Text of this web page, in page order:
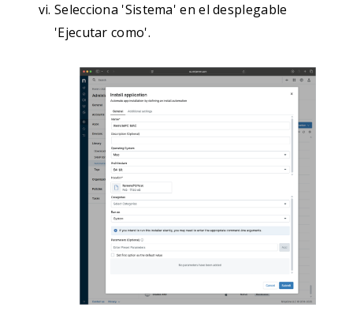
Selecciona 'Sistema' en el desplegable
'Ejecutar como'.